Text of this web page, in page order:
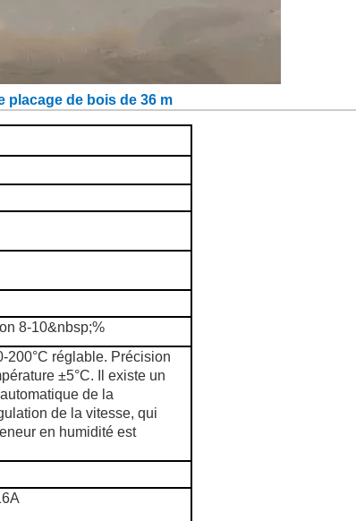
placage de bois de 36 m
8-10&nbsp;%
200°C réglable. Précision
±5°C. Il existe un
de la
de la vitesse, qui
en humidité est